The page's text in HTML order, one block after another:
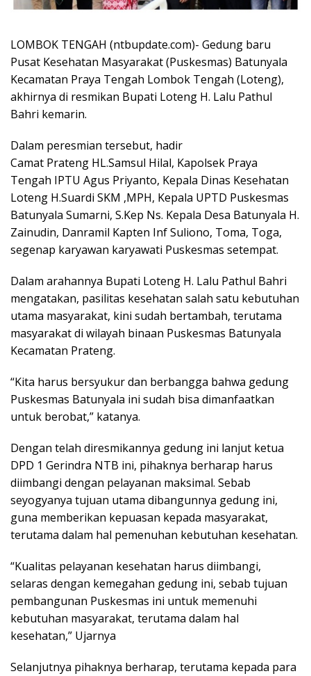
LOMBOK TENGAH (ntbupdate.com)- Gedung baru
Pusat Kesehatan Masyarakat (Puskesmas) Batunyala
Kecamatan Praya Tengah Lombok Tengah (Loteng),
akhirnya di resmikan Bupati Loteng H. Lalu Pathul
Bahri kemarin.
Dalam peresmian tersebut, hadir
Camat Prateng HL.Samsul Hilal, Kapolsek Praya
Tengah IPTU Agus Priyanto, Kepala Dinas Kesehatan
Loteng H.Suardi SKM ,MPH, Kepala UPTD Puskesmas
Batunyala Sumarni, S.Kep Ns. Kepala Desa Batunyala H.
Zainudin, Danramil Kapten Inf Suliono, Toma, Toga,
segenap karyawan karyawati Puskesmas setempat.
Dalam arahannya Bupati Loteng H. Lalu Pathul Bahri
mengatakan, pasilitas kesehatan salah satu kebutuhan
utama masyarakat, kini sudah bertambah, terutama
masyarakat di wilayah binaan Puskesmas Batunyala
Kecamatan Prateng.
“Kita harus bersyukur dan berbangga bahwa gedung
Puskesmas Batunyala ini sudah bisa dimanfaatkan
untuk berobat,” katanya.
Dengan telah diresmikannya gedung ini lanjut ketua
DPD 1 Gerindra NTB ini, pihaknya berharap harus
diimbangi dengan pelayanan maksimal. Sebab
seyogyanya tujuan utama dibangunnya gedung ini,
guna memberikan kepuasan kepada masyarakat,
terutama dalam hal pemenuhan kebutuhan kesehatan.
“Kualitas pelayanan kesehatan harus diimbangi,
selaras dengan kemegahan gedung ini, sebab tujuan
pembangunan Puskesmas ini untuk memenuhi
kebutuhan masyarakat, terutama dalam hal
kesehatan,” Ujarnya
Selanjutnya pihaknya berharap, terutama kepada para